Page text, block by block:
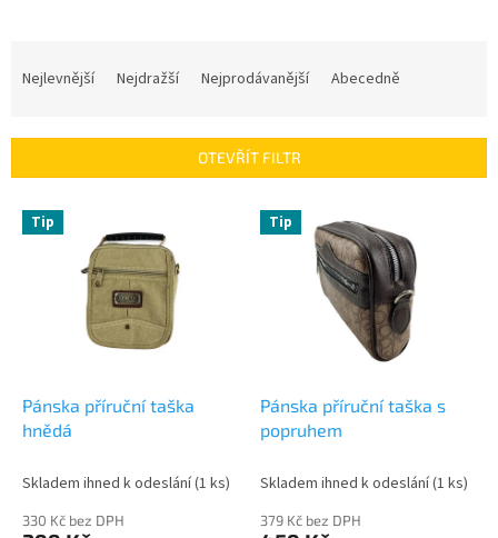
í
Nejlevnější Nejdražší Nejprodávanější Abecedně
OTEVŘÍT FILTR
V Tip
Pánska příruční taška
hnědá
Skladem ihned k odeslání(1 ks)
330 Kč bez DPH
Tip
Pánska příruční taška s
popruhem
Skladem ihned k odeslání(1 ks)
379 Kč bez DPH